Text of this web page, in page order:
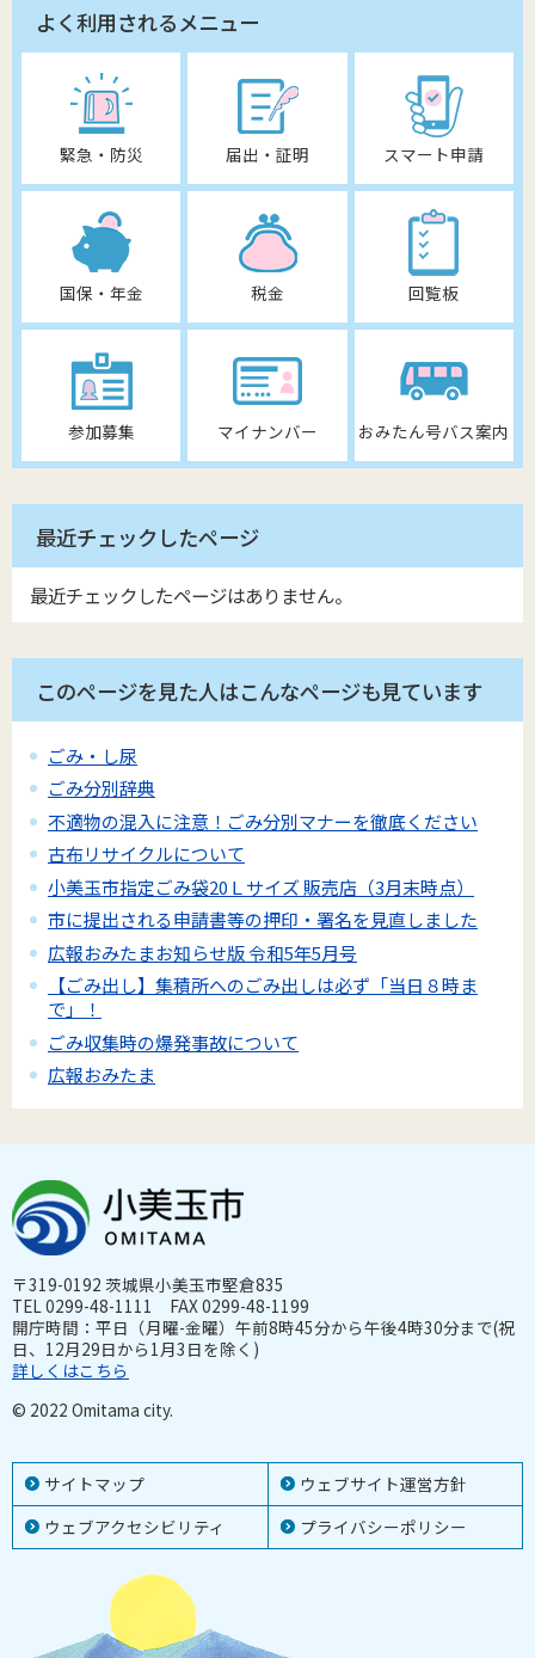
よく利用されるメニュー
緊急・防災 届出・証明 スマート申請
国保・年金 税金 回覧板
参加募集 マイナンバー おみたん号バス案内
最近チェックしたページ
最近チェックしたページはありません。
このページを見た人はこんなページも見ています
ごみ・し尿
ごみ分別辞典
不適物の混入に注意！ごみ分別マナーを徹底ください
古布リサイクルについて
小美玉市指定ごみ袋20Ｌサイズ 販売店（3月末時点）
市に提出される申請書等の押印・署名を見直しました
広報おみたまお知らせ版 令和5年5月号
【ごみ出し】集積所へのごみ出しは必ず「当日８時ま
で」！
ごみ収集時の爆発事故について
広報おみたま
サイトマップ
ウェブサイト運営方針
ウェブアクセシビリティ
プライバシーポリシー
〒319-0192 茨城県小美玉市堅倉835
TEL 0299-48-1111 FAX 0299-48-1199
開庁時間：平日（月曜-金曜）午前8時45分から午後4時30分まで(祝
日、12月29日から1月3日を除く)
詳しくはこちら
© 2022 Omitama city.